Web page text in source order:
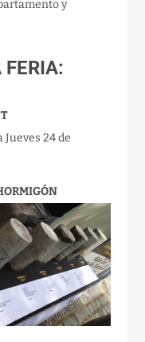
y
24 de